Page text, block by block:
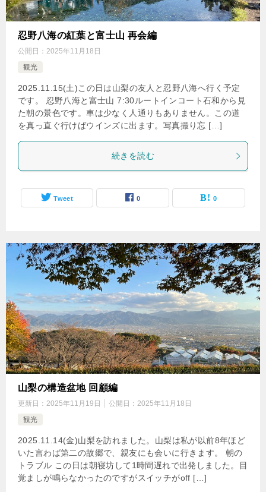
忍野八海の紅葉と富士山 再会編
公開日： 2025年11月18日
観光
2025.11.15(土)この日は山梨の友人と忍野八海へ行く予定
です。 忍野八海と富士山 7:30ルートインコート石和から見
た朝の景色です。車は少なく人通りもありません。この道
を真っ直ぐ行けばウインズに出ます。写真撮り忘 […]
続きを読む
Tweet 0 0
山梨の構造盆地 回顧編
更新日： 2025年11月19日 公開日： 2025年11月18日
観光
2025.11.14(金)山梨を訪れました。山梨は私が以前8年ほど
いた言わば第二の故郷で、親友にも会いに行きます。 朝の
トラブル この日は朝寝坊して1時間遅れで出発しました。目
覚ましが鳴らなかったのですがスイッチがoff […]